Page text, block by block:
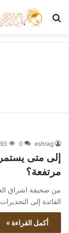
بحث عن
eshrag
0
93
إلى متى
مرتفعة؟
الفائدة إلى
أكمل القراءة »